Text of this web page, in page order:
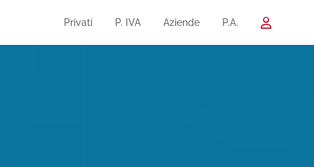
Privati P. IVA Aziende P.A.